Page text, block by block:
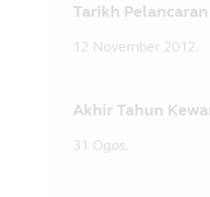
Tarikh Pelancaran
12 November 2012.
Akhir Tahun
31 Ogos.